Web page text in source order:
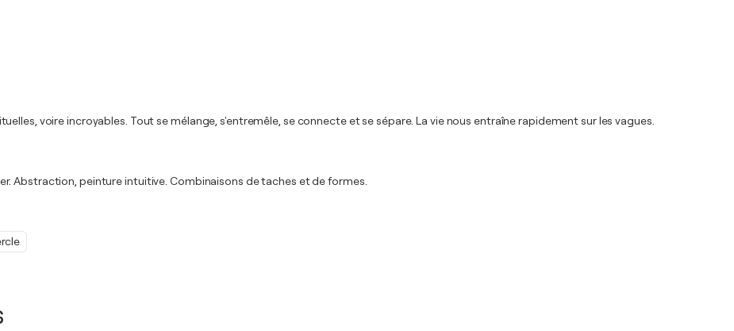
voire incroyables. Tout se mélange, s'entremêle, se connecte et se sépare. La vie nous entraîne rapidement sur les vagues.
Abstraction, peinture intuitive. Combinaisons de taches et de formes.